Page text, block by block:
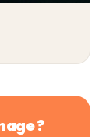
?